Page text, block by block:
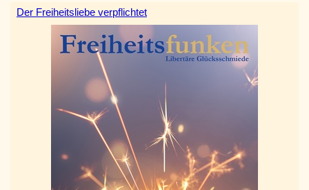
Der Freiheitsliebe verpflichtet